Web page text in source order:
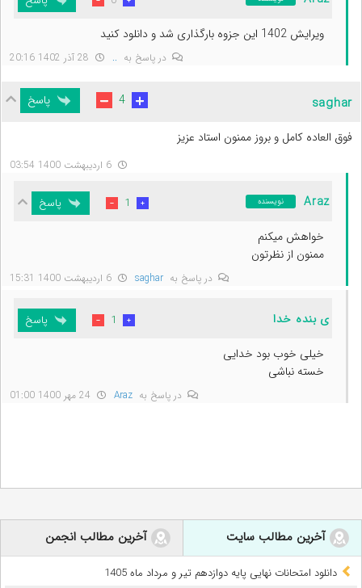
در پاسخ به ..
ویرایش 1402 این جزوه بارگذاری شد و دانلود کنید
saghar
فوق العاده کامل و بروز ممنون استاد عزیز
4 پاسخ
Araz نویسنده
در پاسخ به saghar
خواهش میکنم
ممنون از نظرتون
1 پاسخ
ی بنده خدا
در پاسخ به Araz
خیلی خوب بود خدایی
خسته نباشی
1 پاسخ
آخرین مطالب سایت آخرین مطالب انجمن
دانلود امتحانات نهایی پایه دوازدهم تیر و مرداد ماه 1405